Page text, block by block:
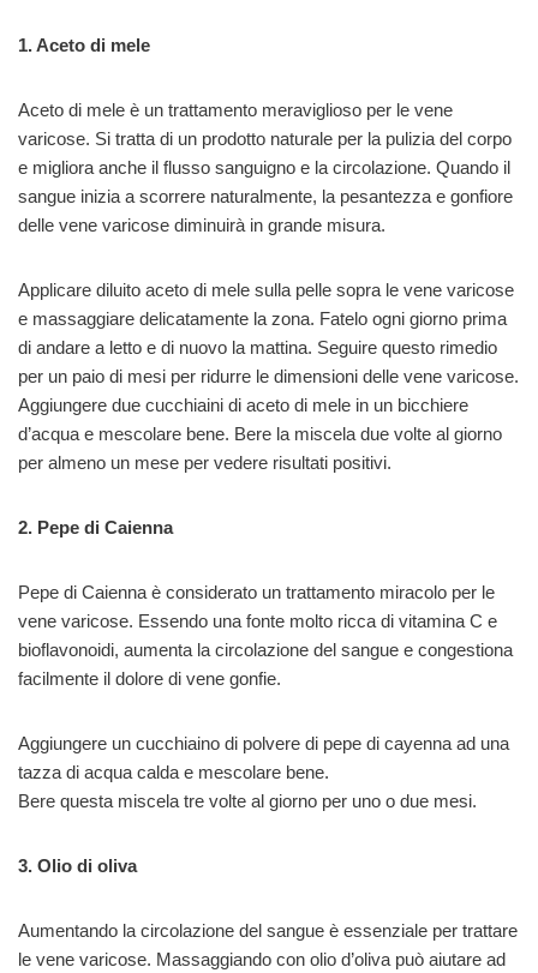
1. Aceto di mele
Aceto di mele è un trattamento meraviglioso per le vene
varicose. Si tratta di un prodotto naturale per la pulizia del corpo
e migliora anche il flusso sanguigno e la circolazione. Quando il
sangue inizia a scorrere naturalmente, la pesantezza e gonfiore
delle vene varicose diminuirà in grande misura.
Applicare diluito aceto di mele sulla pelle sopra le vene varicose
e massaggiare delicatamente la zona. Fatelo ogni giorno prima
di andare a letto e di nuovo la mattina. Seguire questo rimedio
per un paio di mesi per ridurre le dimensioni delle vene varicose.
Aggiungere due cucchiaini di aceto di mele in un bicchiere
d’acqua e mescolare bene. Bere la miscela due volte al giorno
per almeno un mese per vedere risultati positivi.
2. Pepe di Caienna
Pepe di Caienna è considerato un trattamento miracolo per le
vene varicose. Essendo una fonte molto ricca di vitamina C e
bioflavonoidi, aumenta la circolazione del sangue e congestiona
facilmente il dolore di vene gonfie.
Aggiungere un cucchiaino di polvere di pepe di cayenna ad una
tazza di acqua calda e mescolare bene.
Bere questa miscela tre volte al giorno per uno o due mesi.
3. Olio di oliva
Aumentando la circolazione del sangue è essenziale per trattare
le vene varicose. Massaggiando con olio d’oliva può aiutare ad